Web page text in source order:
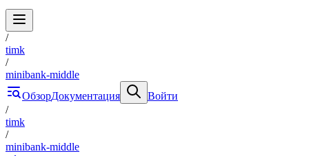
/
timk
/
minibank-middle
ОбзорДокументация
Войти
/
timk
/
minibank-middle